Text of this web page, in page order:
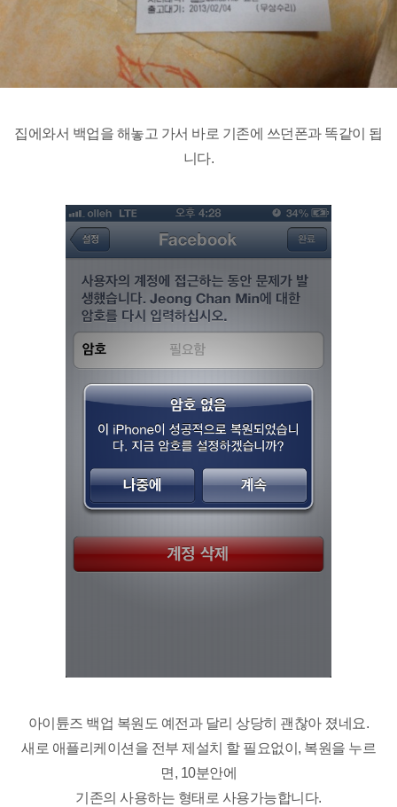
집에와서 백업을 해놓고 가서 바로 기존에 쓰던폰과 똑같이 됩
니다.
아이튠즈 백업 복원도 예전과 달리 상당히 괜찮아 졌네요.
새로 애플리케이션을 전부 제설치 할 필요없이, 복원을 누르
면, 10분안에
기존의 사용하는 형태로 사용가능합니다.